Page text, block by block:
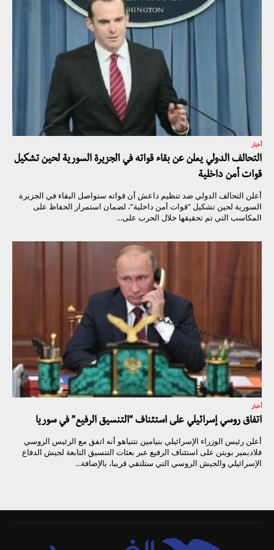
أخبار
التحالف الدولي يعلن عن بقاء قواته في الجزيرة السورية لحين تشكيل
قوات أمن داخلية
أعلن التحالف الدولي ضد تنظيم داعش أن قواته ستواصل البقاء في الجزيرة
السورية لحين تشكيل “قوات أمن داخلية”، لضمان استمرار الحفاظ على
المكاسب التي تم تحقيقها خلال الحرب على...
أخبار
اتفاق روسي إسرائيلي على استئناف “التنسيق الرفيع” في سوريا
أعلن رئيس الوزراء الإسرائيلي بنيامين نتنياهو أنه اتفق مع الرئيس الروسي
فلاديمير بويتن على استئناف الرفيع عبر بعثات التنسيق التابعة لجيش الدفاع
الإسرائيلي والجيش الروسي التي ستلتقي قريبا، بالإضافة...